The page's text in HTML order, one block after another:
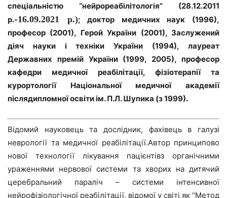
спеціальністю “нейрореабілітологія” (28.12.2011
р.-16.09.2021 р.); доктор медичних наук (1996),
професор (2001), Герой України (2001), Заслужений
діяч науки і техніки України (1994), лауреат
Державних премій України (1999, 2005), професор
кафедри медичної реабілітації, фізіотерапії та
курортології Національної медичної академії
післядипломної освіти ім. П.Л. Шупика (з 1999).
Відомий науковець та дослідник, фахівець в галузі
неврології та медичної реабілітації.Автор принципово
нової технології лікування пацієнтівз органічними
ураженнями нервової системи та хворих на дитячий
церебральний параліч – системи інтенсивної
нейрофізіологічної реабілітації, відомої у світі як “Метод